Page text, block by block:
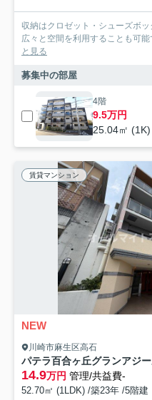
収納はクロゼット・シューズボ
広々と空間を利用することも可
と見る
募集中の部屋
4階
9.5万円
25.04㎡ (1K)
賃貸マンション
NEW
川崎市麻生区高石
パテラ百合ヶ丘グランアジ
14.9万円 管理/共益費-
52.70㎡ (1LDK) /築23年 /5階建